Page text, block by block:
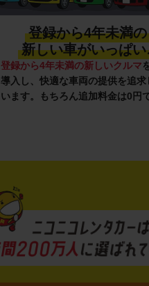
登録から4年未満の
新しい車がいっぱい
登録から4年未満の新しいクルマ
導入し、快適な車両の提供を追求
います。もちろん追加料金は0円で